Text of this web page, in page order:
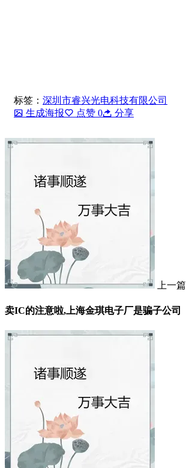
标签： 深圳市睿兴光电科技有限公司
生成海报
点赞 0 分享
上一篇
卖IC的注意啦,上海金琪电子厂是骗子公司